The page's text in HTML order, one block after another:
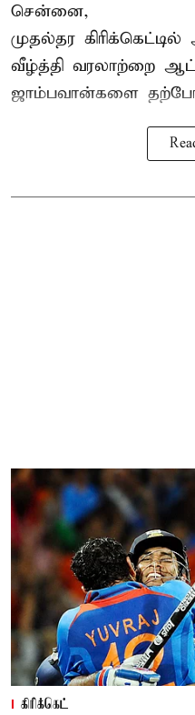
சென்னை,
முதல்தர கிரிக்கெட்டில்
வீழ்த்தி வரலாற்றை
ஜாம்பவான்களை
கிரிக்கெட்